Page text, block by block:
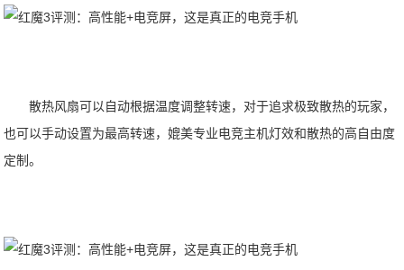
散热风扇可以自动根据温度调整转速，对于追求极致散热的玩家，
也可以手动设置为最高转速，媲美专业电竞主机灯效和散热的高自由度
定制。